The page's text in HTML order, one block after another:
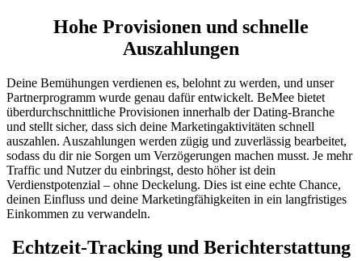
Hohe Provisionen und schnelle
Auszahlungen
Deine Bemühungen verdienen es, belohnt zu werden, und unser
Partnerprogramm wurde genau dafür entwickelt. BeMee bietet
überdurchschnittliche Provisionen innerhalb der Dating-Branche
und stellt sicher, dass sich deine Marketingaktivitäten schnell
auszahlen. Auszahlungen werden zügig und zuverlässig bearbeitet,
sodass du dir nie Sorgen um Verzögerungen machen musst. Je mehr
Traffic und Nutzer du einbringst, desto höher ist dein
Verdienstpotenzial – ohne Deckelung. Dies ist eine echte Chance,
deinen Einfluss und deine Marketingfähigkeiten in ein langfristiges
Einkommen zu verwandeln.
Echtzeit-Tracking und Berichterstattung